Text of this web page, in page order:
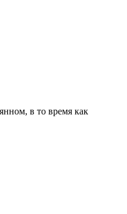
в то время как